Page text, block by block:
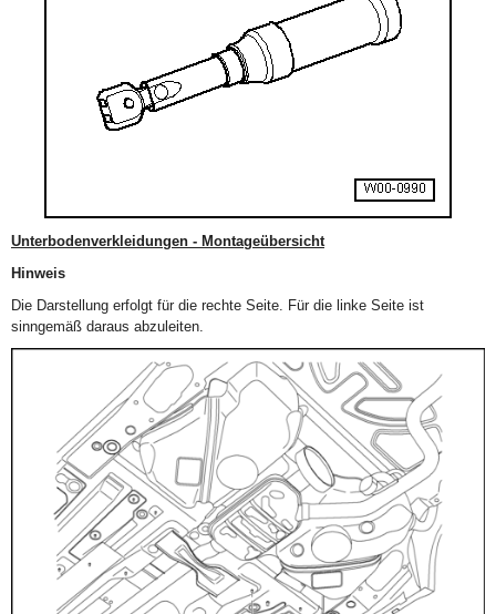
Unterbodenverkleidungen - Montageübersicht
Hinweis
Die Darstellung erfolgt für die rechte Seite. Für die linke Seite ist
sinngemäß daraus abzuleiten.